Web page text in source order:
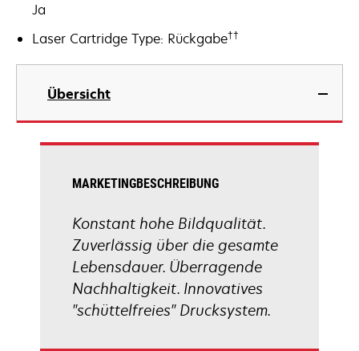
Ja
Laser Cartridge Type: Rückgabe††
Übersicht
MARKETINGBESCHREIBUNG
Konstant hohe Bildqualität.
Zuverlässig über die gesamte
Lebensdauer. Überragende
Nachhaltigkeit. Innovatives
"schüttelfreies" Drucksystem.